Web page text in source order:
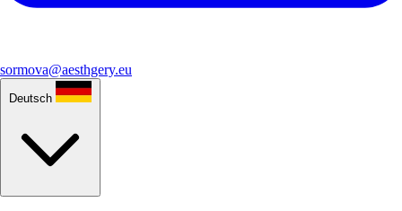
sormova@aesthgery.eu
Deutsch